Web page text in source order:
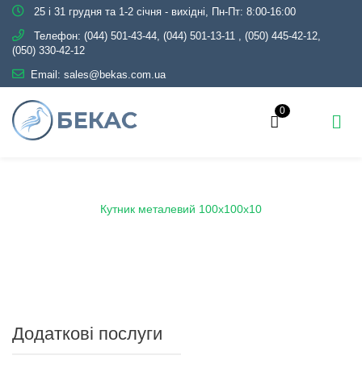
25 і 31 грудня та 1-2 січня - вихідні, Пн-Пт: 8:00-16:00
Телефон: (044) 501-43-44, (044) 501-13-11 , (050) 445-42-12,
(050) 330-42-12
Email: sales@bekas.com.ua
0
Кутник металевий 100х100х10
Додаткові послуги